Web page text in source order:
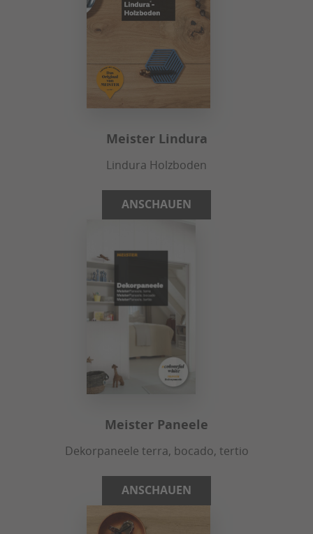
Meister Lindura
Lindura Holzboden
ANSCHAUEN
Meister Paneele
Dekorpaneele terra, bocado, tertio
ANSCHAUEN